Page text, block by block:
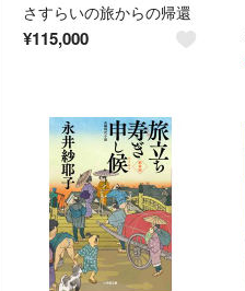
さすらいの旅からの帰還
¥115,000